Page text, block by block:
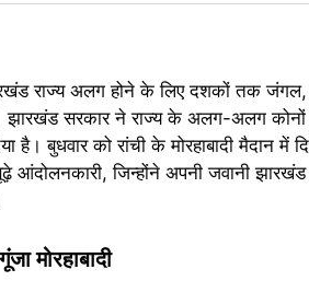
राज्य अलग होने के लिए दशकों तक
सरकार ने राज्य के अलग-अलग
है। बुधवार को रांची के मोरहाबादी मैदान
जिन्होंने अपनी जवानी
मोरहाबादी